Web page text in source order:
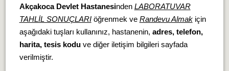
Akçakoca Devlet Hastanesinden LABORATUVAR
TAHLİL SONUÇLARIöğrenmek ve Randevu Almakiçin
aşağıdaki tuşları kullanınız, hastanenin, adres, telefon,
harita, tesis koduve diğer iletişim bilgileri sayfada
verilmiştir.